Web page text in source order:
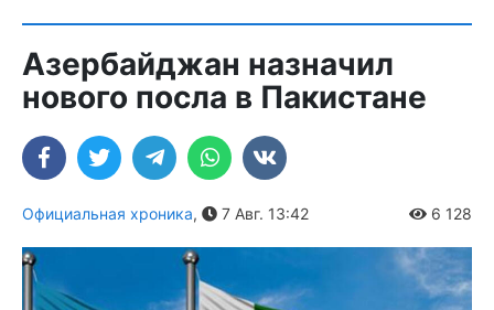
Азербайджан назначил
нового посла в Пакистане
Официальная хроника, 7 Авг. 13:42 6 128